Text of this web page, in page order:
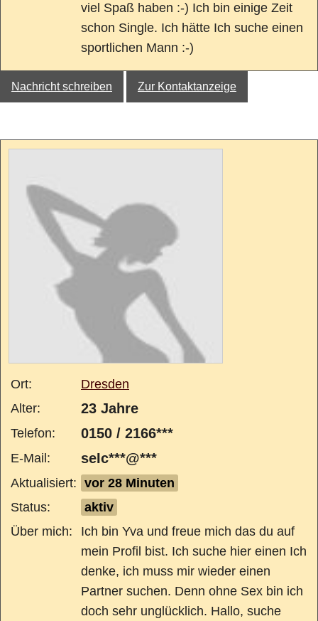
viel Spaß haben :-) Ich bin einige Zeit
schon Single. Ich hätte Ich suche einen
sportlichen Mann :-)
Nachricht schreiben Zur Kontaktanzeige
Ort:
Dresden
Alter:
23 Jahre
Telefon: 0150 / 2166***
E-Mail: seIc***@***
Aktualisiert: vor 28 Minuten
Status:
aktiv
Über mich:
Ich bin Yva und freue mich das du auf
mein Profil bist. Ich suche hier einen Ich
denke, ich muss mir wieder einen
Partner suchen. Denn ohne Sex bin ich
doch sehr unglücklich. Hallo, suche